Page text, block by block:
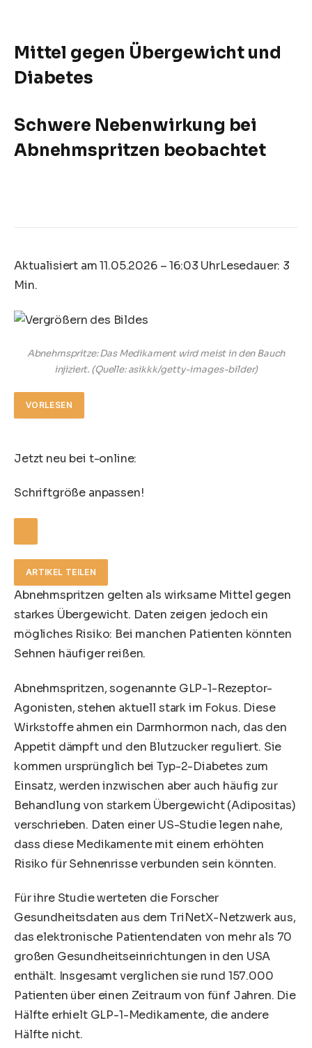
Mittel gegen Übergewicht und
Diabetes
Schwere Nebenwirkung bei
Abnehmspritzen beobachtet
Aktualisiert am 11.05.2026 – 16:03 UhrLesedauer: 3
Min.
Abnehmspritze: Das Medikament wird meist in den Bauch
injiziert. (Quelle: asikkk/getty-images-bilder)
VORLESEN
Jetzt neu bei t-online:
Schriftgröße anpassen!
ARTIKEL TEILEN
Abnehmspritzen gelten als wirksame Mittel gegen
starkes Übergewicht. Daten zeigen jedoch ein
mögliches Risiko: Bei manchen Patienten könnten
Sehnen häufiger reißen.
Abnehmspritzen, sogenannte GLP-1-Rezeptor-
Agonisten, stehen aktuell stark im Fokus. Diese
Wirkstoffe ahmen ein Darmhormon nach, das den
Appetit dämpft und den Blutzucker reguliert. Sie
kommen ursprünglich bei Typ-2-Diabetes zum
Einsatz, werden inzwischen aber auch häufig zur
Behandlung von starkem Übergewicht (Adipositas)
verschrieben. Daten einer US-Studie legen nahe,
dass diese Medikamente mit einem erhöhten
Risiko für Sehnenrisse verbunden sein könnten.
Für ihre Studie werteten die Forscher
Gesundheitsdaten aus dem TriNetX-Netzwerk aus,
das elektronische Patientendaten von mehr als 70
großen Gesundheitseinrichtungen in den USA
enthält. Insgesamt verglichen sie rund 157.000
Patienten über einen Zeitraum von fünf Jahren. Die
Hälfte erhielt GLP-1-Medikamente, die andere
Hälfte nicht.